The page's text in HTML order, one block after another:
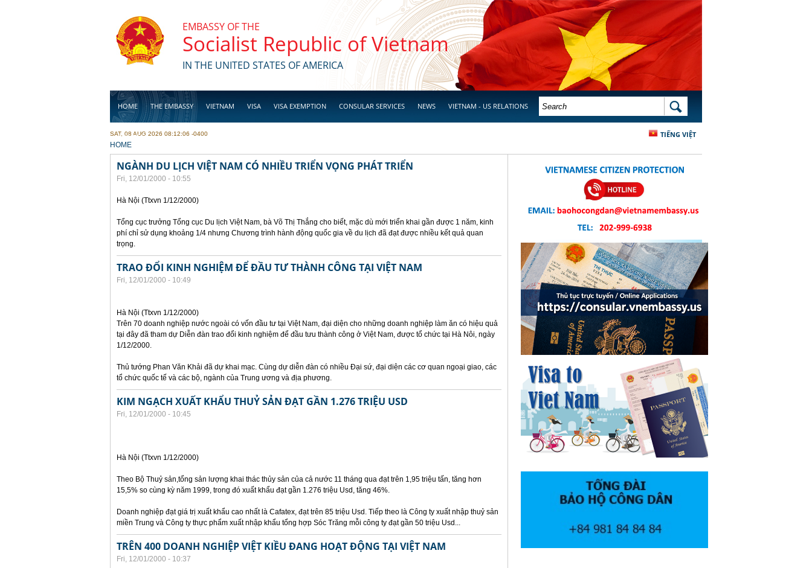
EMBASSY OF THE
Socialist Republic of Vietnam
IN THE UNITED STATES OF AMERICA
HOME THE EMBASSY VIETNAM VISA VISA EXEMPTION CONSULAR SERVICES NEWS VIETNAM - US RELATIONS
BUSINESS
SEARCH FORM SEARCH
TIẾNG VIỆT
SAT, 08 AUG 2026 08:12:06 -0400
YOU ARE HERE
HOME
NGÀNH DU LỊCH VIỆT NAM CÓ NHIỀU TRIỂN VỌNG PHÁT TRIỂN
Fri, 12/01/2000 - 10:55
Hà Nội (Ttxvn 1/12/2000)
Tổng cục trưởng Tổng cục Du lịch Việt Nam, bà Võ Thị Thắng cho biết, mặc dù mới triển khai gần được 1 năm, kinh
phí chỉ sử dụng khoảng 1/4 nhưng Chương trình hành động quốc gia về du lịch đã đạt được nhiều kết quả quan
trọng.
TRAO ĐỔI KINH NGHIỆM ĐỂ ĐẦU TƯ THÀNH CÔNG TẠI VIỆT NAM
Fri, 12/01/2000 - 10:49
Hà Nội (Ttxvn 1/12/2000)
Trên 70 doanh nghiệp nước ngoài có vốn đầu tư tại Việt Nam, đại diện cho những doanh nghiệp làm ăn có hiệu quả
tại đây đã tham dự Diễn đàn trao đổi kinh nghiệm để đầu tưu thành công ở Việt Nam, được tổ chức tại Hà Nôi, ngày
1/12/2000.
Thủ tướng Phan Văn Khải đã dự khai mạc. Cùng dự diễn đàn có nhiều Đại sứ, đại diện các cơ quan ngoại giao, các
tổ chức quốc tế và các bộ, ngành của Trung ương và địa phương.
KIM NGẠCH XUẤT KHẨU THUỶ SẢN ĐẠT GẦN 1.276 TRIỆU USD
Fri, 12/01/2000 - 10:45
Hà Nội (Ttxvn 1/12/2000)
Theo Bộ Thuỷ sản,tổng sản lượng khai thác thủy sản của cả nước 11 tháng qua đạt trên 1,95 triệu tấn, tăng hơn
15,5% so cùng kỳ năm 1999, trong đó xuất khẩu đạt gần 1.276 triệu Usd, tăng 46%.
Doanh nghiệp đạt giá trị xuất khẩu cao nhất là Cafatex, đạt trên 85 triệu Usd. Tiếp theo là Công ty xuất nhập thuỷ sản
miền Trung và Công ty thực phẩm xuất nhập khẩu tổng hợp Sóc Trăng mỗi công ty đạt gần 50 triệu Usd...
TRÊN 400 DOANH NGHIỆP VIỆT KIỀU ĐANG HOẠT ĐỘNG TẠI VIỆT NAM
Fri, 12/01/2000 - 10:37